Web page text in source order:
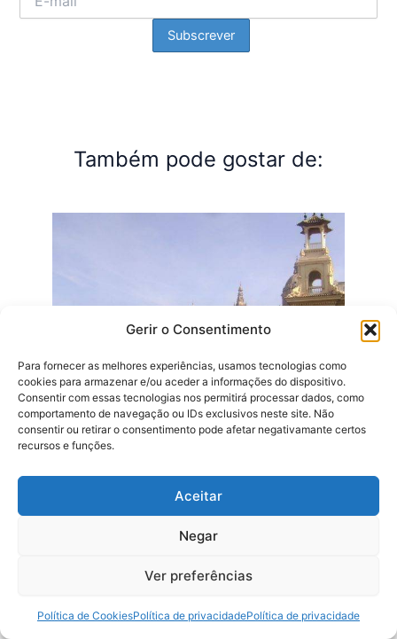
Gerir o Consentimento
Para fornecer as melhores experiências, usamos tecnologias como
cookies para armazenar e/ou aceder a informações do dispositivo.
Consentir com essas tecnologias nos permitirá processar dados, como
comportamento de navegação ou IDs exclusivos neste site. Não
consentir ou retirar o consentimento pode afetar negativamante certos
recursos e funções.
Aceitar
Negar
Ver preferências
Política de CookiesPolítica de privacidadePolítica de privacidade
Também pode gostar de:
Preparação de Viagem a Barcelona
Destinos
Preparação,Viagem em casal
Onde Dormir em Barcelona
Hotéis,Onde dormir,Viagem em casal